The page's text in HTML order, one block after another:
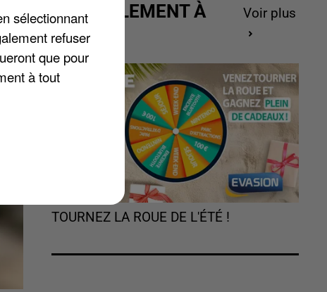
ACTUELLEMENT À
GAGNER
Voir plus
TOURNEZ LA ROUE DE L'ÉTÉ !
sélectionnant
refuser
que pour
à tout